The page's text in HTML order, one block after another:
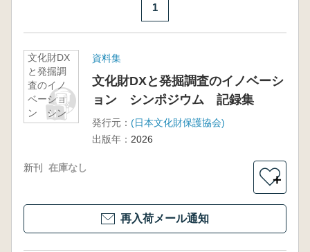
1
文化財DX
と発掘調
査のイノ
ベーショ
ン シン
ポジウ
資料集
文化財DXと発掘調査のイノベーシ
ョン シンポジウム 記録集
発行元： (日本文化財保護協会)
出版年： 2026
新刊 在庫なし
＋
再入荷メール通知